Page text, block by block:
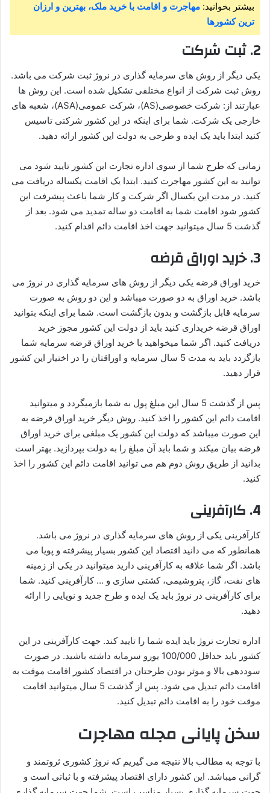
بیشتر بخوانید: مهاجرت و اقامت با خرید ملک، بهترین و ارزان
ترین کشورها
2. ثبت شرکت
یکی دیگر از روش های سرمایه گذاری در نروژ ثبت شرکت می باشد.
روش ثبت شرکت از انواع مختلفی تشکیل شده است. این روش ها
عبارتند از: شرکت خصوصی(AS)، شرکت عمومی(ASA)، شعبه های
خارجی یک شرکت. شما برای اینکه در این کشور شرکتی تاسیس
کنید ابتدا باید یک ایده و طرحی به دولت این کشور ارائه دهید.
زمانی که طرح شما از سوی اداره تجارت این کشور تایید شود می
توانید به این کشور مهاجرت کنید. ابتدا یک اقامت یکساله دریافت می
کنید. در مدت این یکسال اگر شرکت و کار شما باعث پیشرفت این
کشور شود اقامت شما به اقامت دو ساله تمدید می شود. بعد از
گذشت 5 سال میتوانید جهت اخذ اقامت دائم اقدام کنید.
3. خرید اوراق قرضه
خرید اوراق قرضه یکی دیگر از روش های سرمایه گذاری در نروژ می
باشد. خرید اوراق به دو صورت میباشد و این دو روش به صورت
سرمایه قابل بازگشت و بدون بازگشت است. شما برای اینکه بتوانید
اوراق قرضه خریداری کنید باید از دولت این کشور مجوز خرید
دریافت کنید. اگر شما میخواهید با خرید اوراق قرضه سرمایه شما
بازگردد باید به مدت 5 سال سرمایه و اوراقتان را در اختیار این کشور
قرار دهید.
پس از گذشت 5 سال این مبلغ پول به شما بازمیگردد و میتوانید
اقامت دائم این کشور را اخذ کنید. روش دیگر خرید اوراق قرضه به
این صورت میباشد که دولت این کشور یک مبلغی برای خرید اوراق
قرضه بیان میکند و شما باید آن مبلغ را به دولت بپردازید. بهتر است
بدانید از طریق روش دوم هم می توانید اقامت دائم این کشور را اخذ
کنید.
4. کارآفرینی
کارآفرینی یکی از روش های سرمایه گذاری در نروژ می باشد.
همانطور که می دانید اقتصاد این کشور بسیار پیشرفته و پویا می
باشد. اگر شما علاقه به کارآفرینی دارید میتوانید در یکی از زمینه
های نفت، گاز، پتروشیمی، کشتی سازی و … کارآفرینی کنید. شما
برای کارآفرینی در نروژ باید یک ایده و طرح جدید و نوپایی را ارائه
دهید.
اداره تجارت نروژ باید ایده شما را تایید کند. جهت کارآفرینی در این
کشور باید حداقل 100/000 یورو سرمایه داشته باشید. در صورت
سوددهی بالا و موثر بودن طرحتان در اقتصاد کشور اقامت موقت به
اقامت دائم تبدیل می شود. پس از گذشت 5 سال میتوانید اقامت
موقت خود را به اقامت دائم تبدیل کنید.
سخن پایانی مجله مهاجرت
با توجه به مطالب بالا نتیجه می گیریم که نروژ کشوری ثروتمند و
گرانی میباشد. این کشور دارای اقتصاد پیشرفته و با ثباتی است و